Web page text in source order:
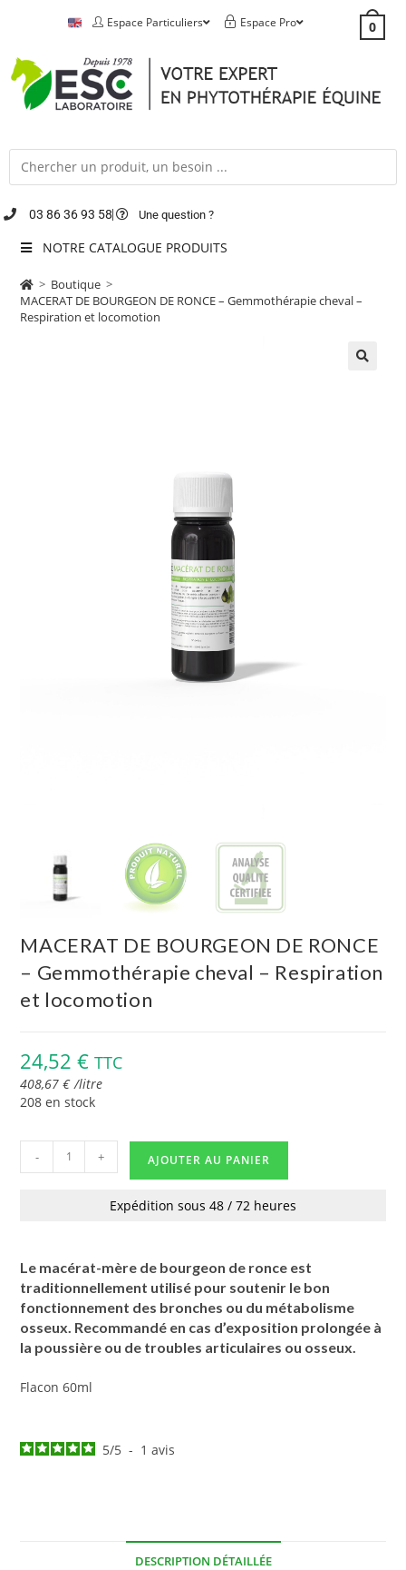
Espace Particuliers Espace Pro 0
03 86 36 93 58 Une question ?
NOTRE CATALOGUE PRODUITS
> Boutique >
MACERAT DE BOURGEON DE RONCE – Gemmothérapie cheval –
Respiration et locomotion
MACERAT DE BOURGEON DE RONCE
– Gemmothérapie cheval – Respiration
et locomotion
24,52€ TTC
408,67€ /litre
208 en stock
- + AJOUTER AU PANIER
Expédition sous 48 / 72 heures
Le macérat-mère de bourgeon de ronce est
traditionnellement utilisé pour soutenir le bon
fonctionnement des bronches ou du métabolisme
osseux. Recommandé en cas d’exposition prolongée à
la poussière ou de troubles articulaires ou osseux.
Flacon 60ml
5/5 - 1avis
DESCRIPTION DÉTAILLÉE